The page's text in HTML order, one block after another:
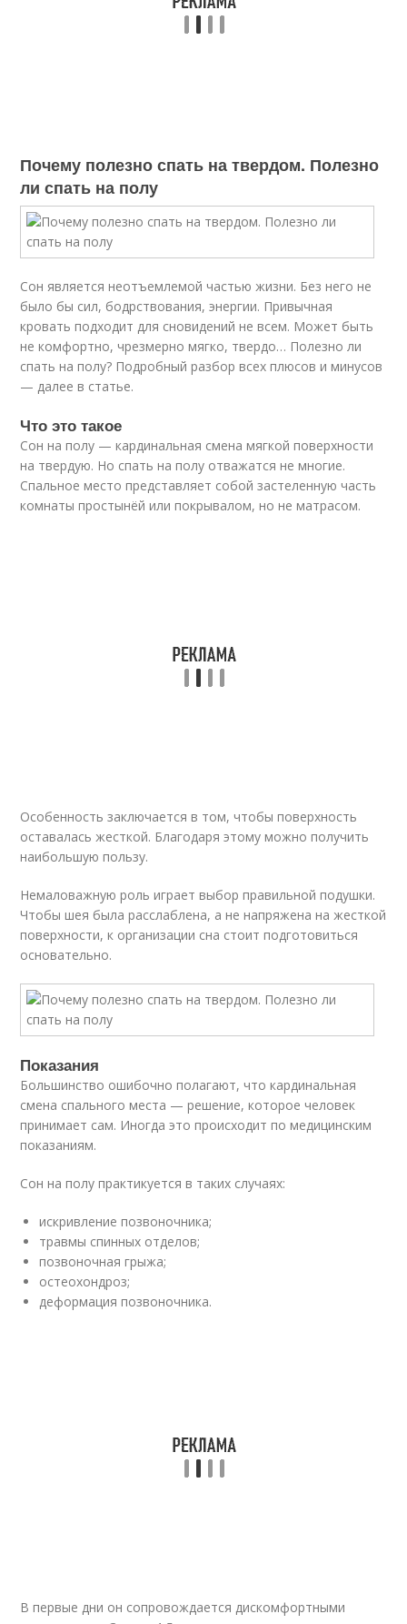
Почему полезно спать на твердом. Полезно
ли спать на полу
Сон является неотъемлемой частью жизни. Без него не
было бы сил, бодрствования, энергии. Привычная
кровать подходит для сновидений не всем. Может быть
не комфортно, чрезмерно мягко, твердо… Полезно ли
спать на полу? Подробный разбор всех плюсов и минусов
— далее в статье.
Что это такое
Сон на полу — кардинальная смена мягкой поверхности
на твердую. Но спать на полу отважатся не многие.
Спальное место представляет собой застеленную часть
комнаты простынёй или покрывалом, но не матрасом.
Особенность заключается в том, чтобы поверхность
оставалась жесткой. Благодаря этому можно получить
наибольшую пользу.
Немаловажную роль играет выбор правильной подушки.
Чтобы шея была расслаблена, а не напряжена на жесткой
поверхности, к организации сна стоит подготовиться
основательно.
Показания
Большинство ошибочно полагают, что кардинальная
смена спального места — решение, которое человек
принимает сам. Иногда это происходит по медицинским
показаниям.
Сон на полу практикуется в таких случаях:
искривление позвоночника;
травмы спинных отделов;
позвоночная грыжа;
остеохондроз;
деформация позвоночника.
В первые дни он сопровождается дискомфортными